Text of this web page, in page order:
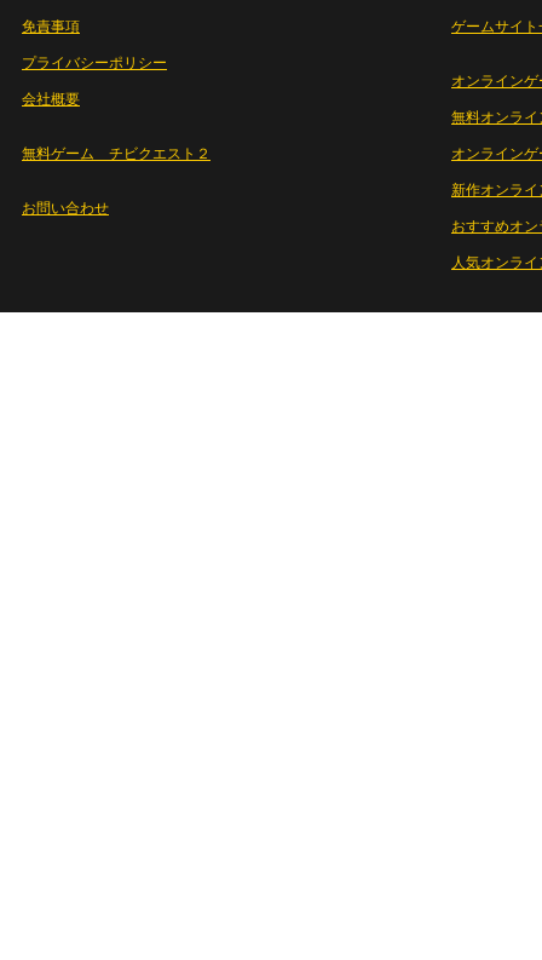
免責事項
プライバシーポリシー
会社概要
無料ゲーム チビクエスト２
お問い合わせ
ゲームサイト
オンラインゲ
無料オンライ
オンライン
新作オンライ
おすすめオ
人気オンラ